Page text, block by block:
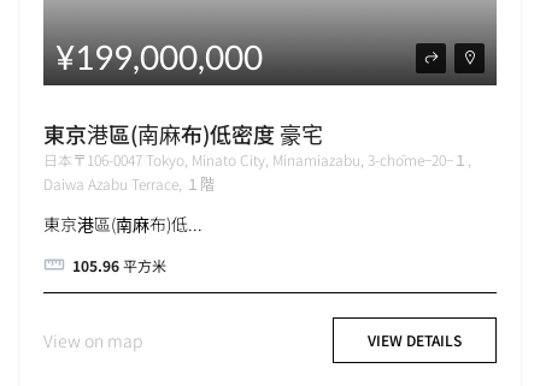
¥199,000,000
東京港區(南麻布)低密度 豪宅
日本〒106-0047 Tokyo, Minato City, Minamiazabu, 3-chōme−20−１,
Daiwa Azabu Terrace, １階
東京港區(南麻布)低...
105.96平方米
View on map VIEW DETAILS